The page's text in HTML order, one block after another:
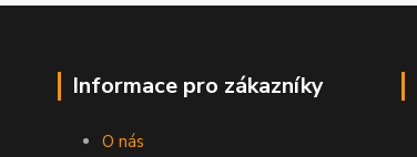
Informace pro zákazníky
O nás